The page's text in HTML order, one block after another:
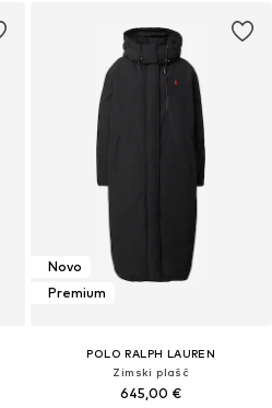
Novo
Premium
POLO RALPH LAUREN
Zimski plašč
645,00 €